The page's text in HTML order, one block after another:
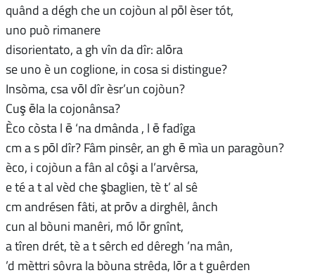
quând a dégh che un cojòun al pōl èser tót,
uno può rimanere
disorientato, a gh vîn da dîr: alōra
se uno è un coglione, in cosa si distingue?
Insòma, csa vōl dîr èsr’un cojòun?
Cuş ēla la cojonânsa?
Èco còsta l ē ‘na dmânda , l ē fadîga
cm a s pōl dîr? Fâm pinsêr, an gh ē mìa un paragòun?
èco, i cojòun a fân al côşi a l’arvêrsa,
e té a t al vèd che şbaglien, tè t’ al sê
cm andrésen fâti, at prōv a dirghêl, ânch
cun al bòuni manêri, mó lōr gnînt,
a tîren drét, tè a t sêrch ed dêregh ’na mân,
’d mèttri sôvra la bòuna strêda, lōr a t guêrden